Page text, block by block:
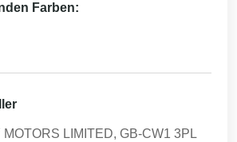
Farben:
MOTORS LIMITED, GB-CW1 3PL